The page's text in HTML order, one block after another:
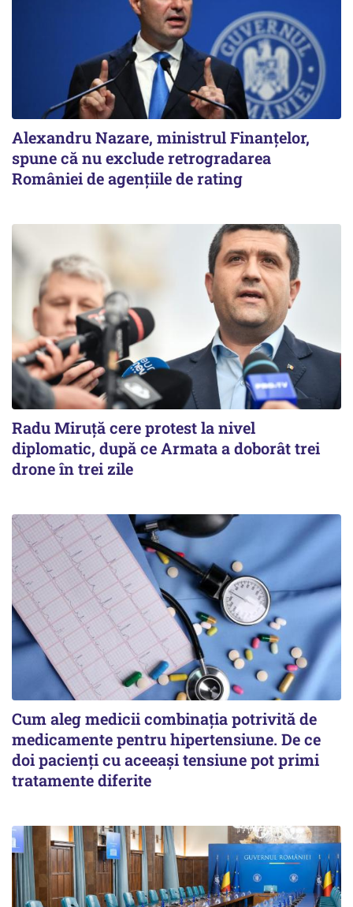
Alexandru Nazare, ministrul Finanţelor,
spune că nu exclude retrogradarea
României de agenţiile de rating
Radu Miruţă cere protest la nivel
diplomatic, după ce Armata a doborât trei
drone în trei zile
Cum aleg medicii combinația potrivită de
medicamente pentru hipertensiune. De ce
doi pacienți cu aceeași tensiune pot primi
tratamente diferite